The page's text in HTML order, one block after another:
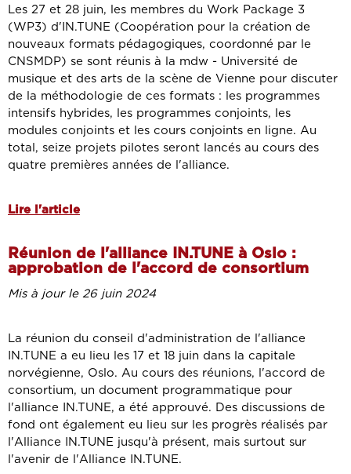
Les 27 et 28 juin, les membres du Work Package 3
(WP3) d'IN.TUNE (Coopération pour la création de
nouveaux formats pédagogiques, coordonné par le
CNSMDP) se sont réunis à la mdw - Université de
musique et des arts de la scène de Vienne pour discuter
de la méthodologie de ces formats : les programmes
intensifs hybrides, les programmes conjoints, les
modules conjoints et les cours conjoints en ligne. Au
total, seize projets pilotes seront lancés au cours des
quatre premières années de l'alliance.
Lire l'article
Réunion de l'alliance IN.TUNE à Oslo :
approbation de l'accord de consortium
Mis à jour le 26 juin 2024
La réunion du conseil d'administration de l'alliance
IN.TUNE a eu lieu les 17 et 18 juin dans la capitale
norvégienne, Oslo. Au cours des réunions, l'accord de
consortium, un document programmatique pour
l'alliance IN.TUNE, a été approuvé. Des discussions de
fond ont également eu lieu sur les progrès réalisés par
l'Alliance IN.TUNE jusqu'à présent, mais surtout sur
l'avenir de l'Alliance IN.TUNE.